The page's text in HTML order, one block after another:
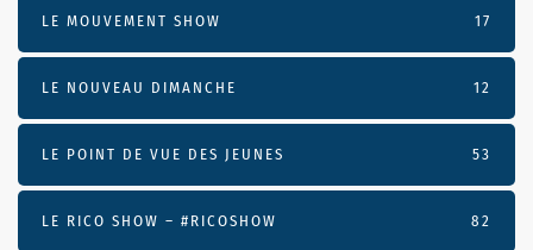
LE MOUVEMENT SHOW 17
LE NOUVEAU DIMANCHE 12
LE POINT DE VUE DES JEUNES 53
LE RICO SHOW – #RICOSHOW 82